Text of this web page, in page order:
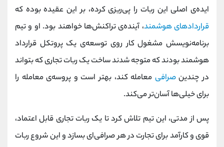
ایده‌ی اصلی این ربات را پی‌ریزی کرده، بر این عقیده بوده که
قراردادهای هوشمند، آینده‌ی تراکنش‌ها خواهند بود. او و تیم
برنامه‌نویسش مشغول کار روی توسعه‌ی یک پروتکل قرارداد
هوشمند بودند که متوجه شدند ساخت یک ربات تجاری که بتواند
در چندینصرافی معامله کند، بهتر است و پروسه‌ی معامله‌ را
برای خیلی‌ها آسان‌تر می‌کند.
پس از مدتی، این تیم تلاش کرد تا یک ربات تجاری قابل اعتماد،
قوی و کارآمد برای تجارت در هر صرافی‌ای بسازد و این شروع ربات